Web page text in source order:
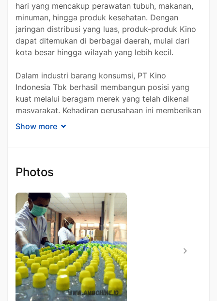
hari yang mencakup perawatan tubuh, makanan,
minuman, hingga produk kesehatan. Dengan
jaringan distribusi yang luas, produk-produk Kino
dapat ditemukan di berbagai daerah, mulai dari
kota besar hingga wilayah yang lebih kecil.
Dalam industri barang konsumsi, PT Kino
Indonesia Tbk berhasil membangun posisi yang
kuat melalui beragam merek yang telah dikenal
masyarakat. Kehadiran perusahaan ini memberikan
kontribusi dalam memenuhi kebutuhan konsumen
perusahaan, lini bisnis, serta perkembangan PT
Kino Indonesia Tbk secara lebih mendalam.
Profil PT Kino Indonesia
Tbk
PT Kino Indonesia Tbk adalah perusahaan yang
bergerak di sektor Fast Moving Consumer Goods
(FMCG) atau barang konsumsi yang memiliki
tingkat perputaran penjualan tinggi. Perusahaan ini
Show more
Photos